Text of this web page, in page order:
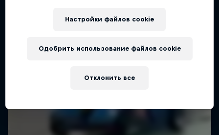
Настройки файлов cookie
Отклонить все
Одобрить использование файлов cookie